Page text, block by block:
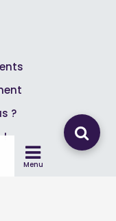
Menu
?
!